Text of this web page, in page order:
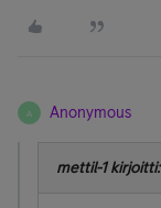
A Anonymous
mettil-1 kirjoitti: